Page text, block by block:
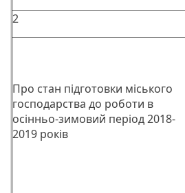
2
Про стан підготовки міського
господарства до роботи в
осінньо-зимовий період 2018-
2019 років